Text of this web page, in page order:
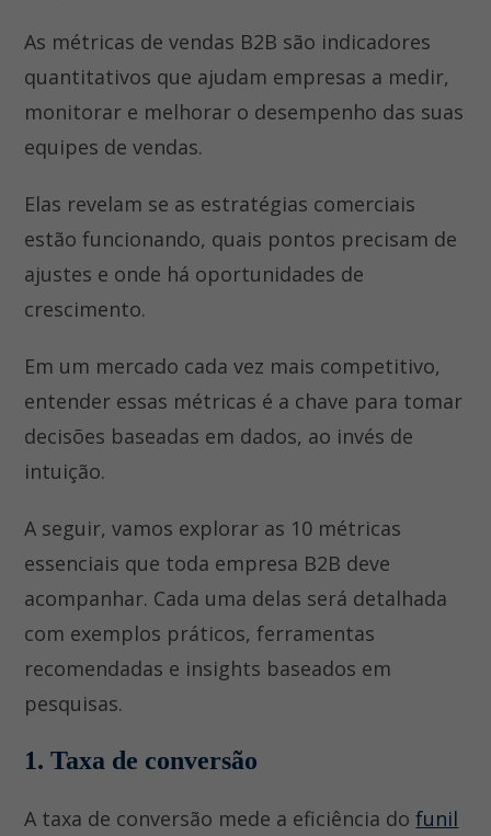
As métricas de vendas B2B são indicadores
quantitativos que ajudam empresas a medir,
monitorar e melhorar o desempenho das suas
equipes de vendas.
Elas revelam se as estratégias comerciais
estão funcionando, quais pontos precisam de
ajustes e onde há oportunidades de
crescimento.
Em um mercado cada vez mais competitivo,
entender essas métricas é a chave para tomar
decisões baseadas em dados, ao invés de
intuição.
A seguir, vamos explorar as 10 métricas
essenciais que toda empresa B2B deve
acompanhar. Cada uma delas será detalhada
com exemplos práticos, ferramentas
recomendadas e insights baseados em
pesquisas.
1. Taxa de conversão
A taxa de conversão mede a eficiência dofunil